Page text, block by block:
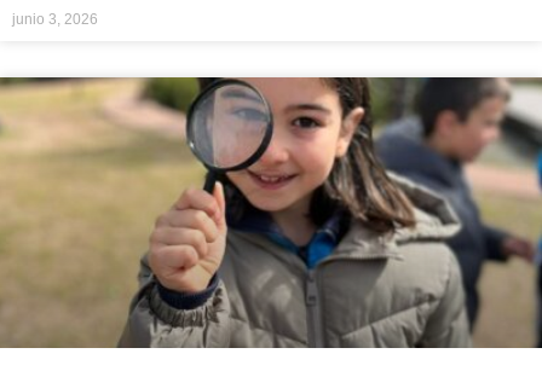
junio 3, 2026